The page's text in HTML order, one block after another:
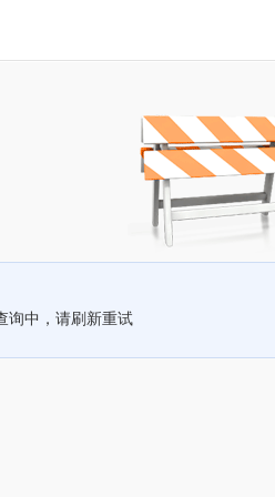
询中，请刷新重试